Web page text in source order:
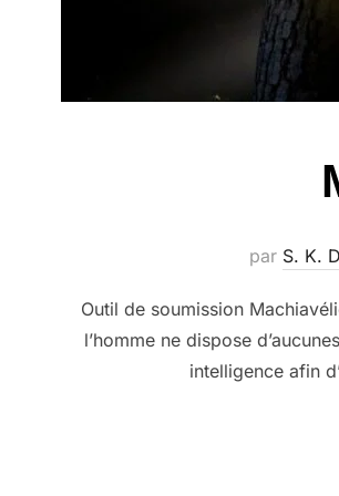
par S. K.
Outil de soumission
l’homme ne dispose
intelligence afin